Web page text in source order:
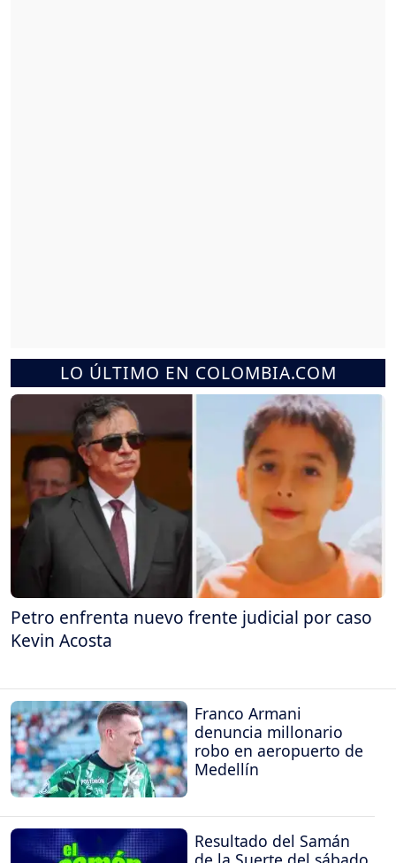
LO ÚLTIMO EN COLOMBIA.COM
Petro enfrenta nuevo frente judicial por caso
Kevin Acosta
Franco Armani
denuncia millonario
robo en aeropuerto de
Medellín
Resultado del Samán